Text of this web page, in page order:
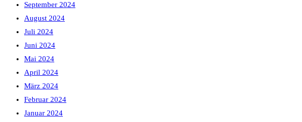
September 2024
August 2024
Juli 2024
Juni 2024
Mai 2024
April 2024
März 2024
Februar 2024
Januar 2024